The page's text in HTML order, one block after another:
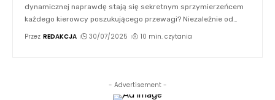
dynamicznej naprawdę stają się sekretnym sprzymierzeńcem
każdego kierowcy poszukującego przewagi? Niezależnie od…
Przez REDAKCJA 30/07/2025 10 min. czytania
- Advertisement -